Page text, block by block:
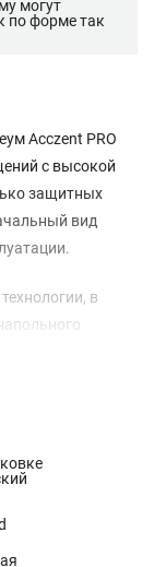
могут
по форме так
Acczent PRO
с высокой
защитных
вид
в
и
с